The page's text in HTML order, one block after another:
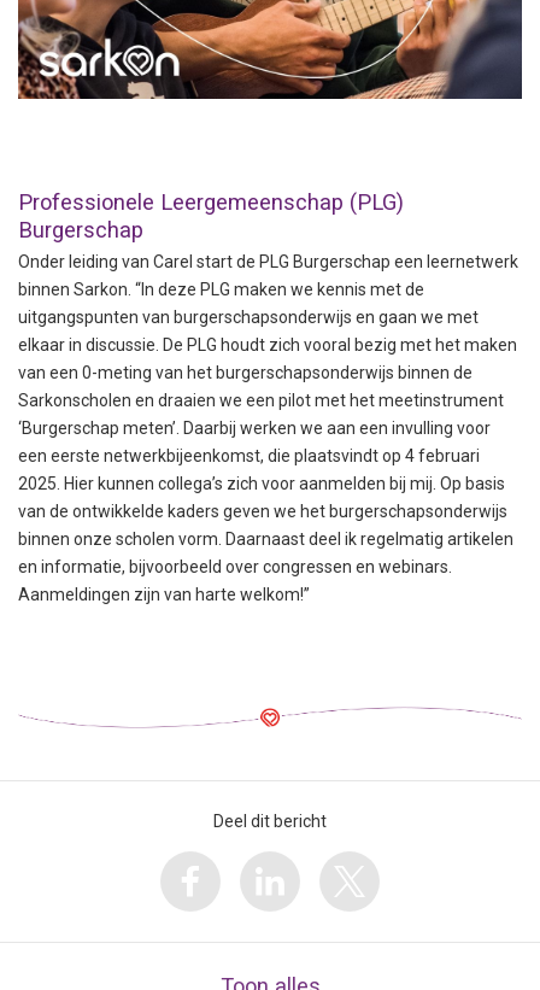
Professionele Leergemeenschap (PLG)
Burgerschap
Onder leiding van Carel start de PLG Burgerschap een leernetwerk
binnen Sarkon. “In deze PLG maken we kennis met de
uitgangspunten van burgerschapsonderwijs en gaan we met
elkaar in discussie. De PLG houdt zich vooral bezig met het maken
van een 0-meting van het burgerschapsonderwijs binnen de
Sarkonscholen en draaien we een pilot met het meetinstrument
‘Burgerschap meten’. Daarbij werken we aan een invulling voor
een eerste netwerkbijeenkomst, die plaatsvindt op 4 februari
2025. Hier kunnen collega’s zich voor aanmelden bij mij. Op basis
van de ontwikkelde kaders geven we het burgerschapsonderwijs
binnen onze scholen vorm. Daarnaast deel ik regelmatig artikelen
en informatie, bijvoorbeeld over congressen en webinars.
Aanmeldingen zijn van harte welkom!”
Deel dit bericht